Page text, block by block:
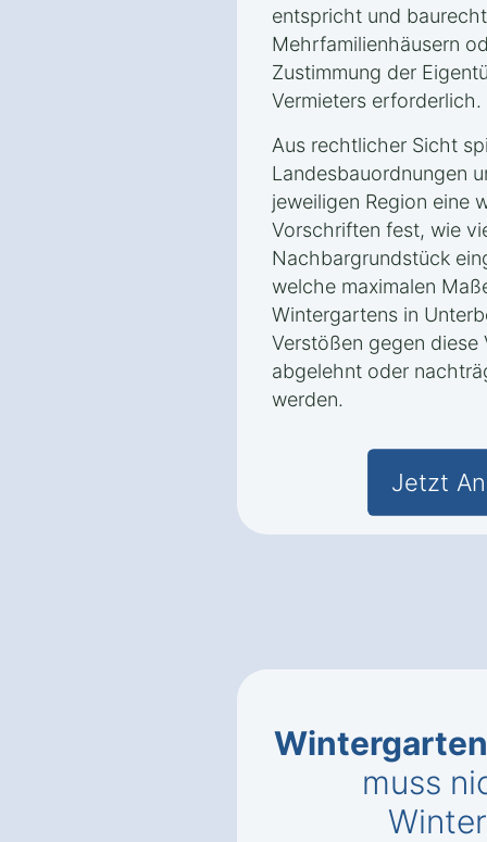
entspricht und
Mehrfamilienhäusern
Zustimmung der
Vermieters erforderlich.
Aus rechtlicher Sicht
Landesbauordnungen
jeweiligen Region eine
Vorschriften fest, wie
Nachbargrundstück
welche maximalen
Wintergartens in
Verstößen gegen diese
abgelehnt oder
werden.
Jetzt
muss